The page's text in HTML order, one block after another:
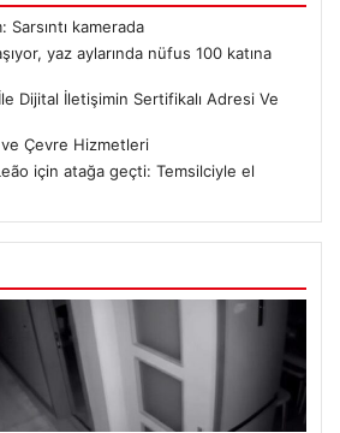
Sarsıntı kamerada
yaz aylarında nüfus 100 katına
Dijital İletişimin Sertifikalı Adresi Ve
Çevre Hizmetleri
için atağa geçti: Temsilciyle el